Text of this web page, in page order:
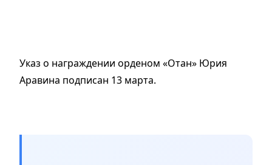
Указ о награждении орденом «Отан» Юрия
Аравина подписан 13 марта.